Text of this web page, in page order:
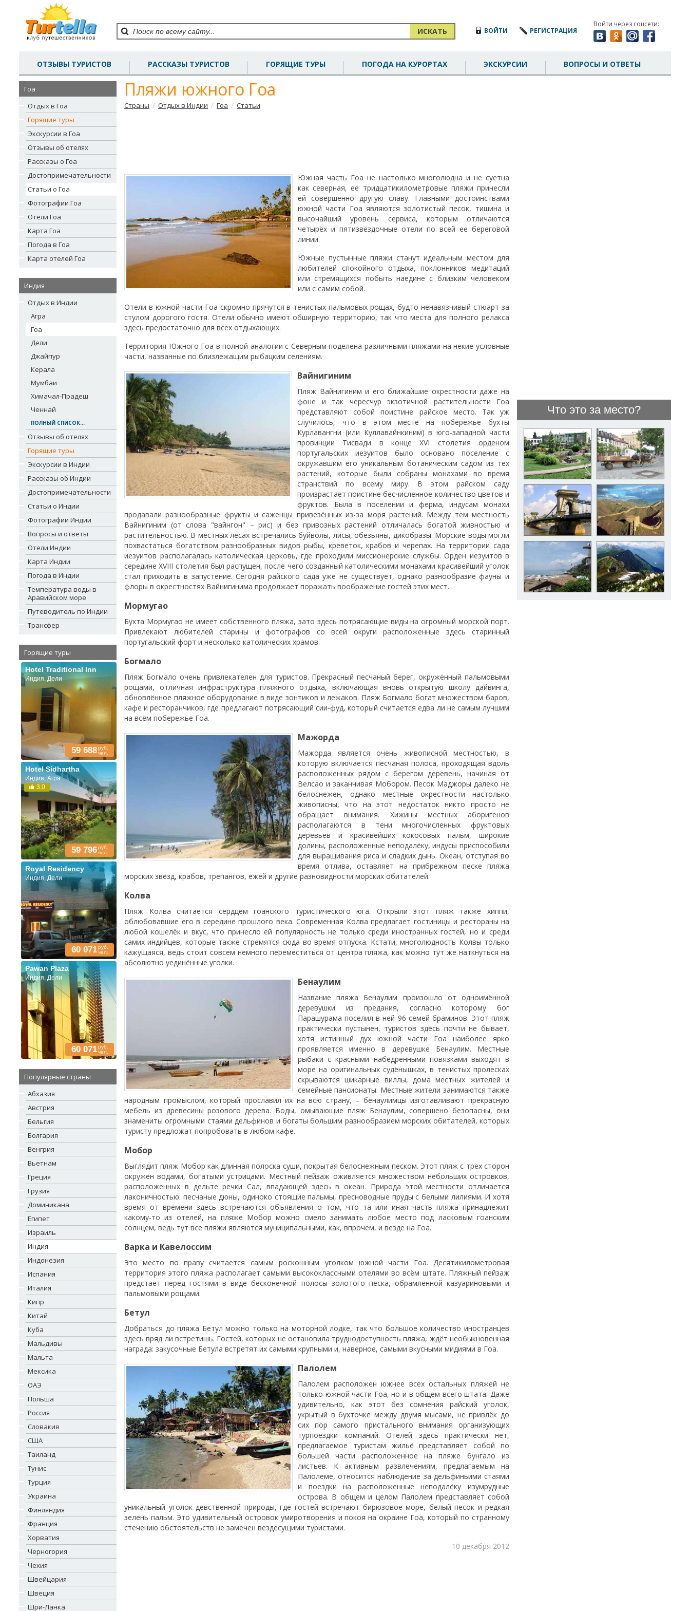
ИСКАТЬ ВОЙТИ РЕГИСТРАЦИЯ
Войти через соцсети:
ОТЗЫВЫ ТУРИСТОВ РАССКАЗЫ ТУРИСТОВ ГОРЯЩИЕ ТУРЫ ПОГОДА НА КУРОРТАХ ЭКСКУРСИИ ВОПРОСЫ И ОТВЕТЫ
Гоа
Отдых в Гоа
Горящие туры
Экскурсии в Гоа
Отзывы об отелях
Рассказы о Гоа
Достопримечательности
Статьи о Гоа
Фотографии Гоа
Отели Гоа
Карта Гоа
Погода в Гоа
Карта отелей Гоа
Индия
Отдых в Индии
Агра
Гоа
Дели
Джайпур
Керала
Мумбаи
Химачал-Прадеш
Ченнай
ПОЛНЫЙ СПИСОК...
Отзывы об отелях
Горящие туры
Экскурсии в Индии
Рассказы об Индии
Достопримечательности
Статьи о Индии
Фотографии Индии
Вопросы и ответы
Отели Индии
Карта Индии
Погода в Индии
Температура воды в
Аравийском море
Путеводитель по Индии
Трансфер
Горящие туры
Hotel Traditional Inn
Индия, Дели
59 688руб.
чел.
Hotel Sidhartha
Индия, Агра
3.0
59 796руб.
чел.
Royal Residency
Индия, Дели
60 071руб.
чел.
Pawan Plaza
Индия, Дели
60 071руб.
чел.
Популярные страны
Абхазия
Австрия
Бельгия
Болгария
Венгрия
Вьетнам
Греция
Грузия
Доминикана
Египет
Израиль
Индия
Индонезия
Испания
Италия
Кипр
Китай
Куба
Мальдивы
Мальта
Мексика
ОАЭ
Польша
Россия
Словакия
США
Таиланд
Тунис
Турция
Украина
Финляндия
Франция
Хорватия
Черногория
Чехия
Швейцария
Швеция
Шри-Ланка
Пляжи южного Гоа
Страны / Отдых в Индии / Гоа / Статьи
Южная часть Гоа не настолько многолюдна и не суетна
как северная, ее тридцатикилометровые пляжи принесли
ей совершенно другую славу. Главными достоинствами
южной части Гоа являются золотистый песок, тишина и
высочайший уровень сервиса, которым отличаются
четырёх и пятизвёздочные отели по всей ее береговой
линии.
Южные пустынные пляжи станут идеальным местом для
любителей спокойного отдыха, поклонников медитаций
или стремящихся побыть наедине с близким человеком
или с самим собой.
Отели в южной части Гоа скромно прячутся в тенистых пальмовых рощах, будто ненавязчивый стюарт за
стулом дорогого гостя. Отели обычно имеют обширную территорию, так что места для полного релакса
здесь предостаточно для всех отдыхающих.
Территория Южного Гоа в полной аналогии с Северным поделена различными пляжами на некие условные
части, названные по близлежащим рыбацким селениям.
Вайнигиним
Пляж Вайнигиним и его ближайшие окрестности даже на
фоне и так чересчур экзотичной растительности Гоа
представляют собой поистине райское место. Так уж
случилось, что в этом месте на побережье бухты
Курлавангни (или Куллавайнкиним) в юго-западной части
провинции Тисвади в конце XVI столетия орденом
португальских иезуитов было основано поселение с
окружавшим его уникальным ботаническим садом из тех
растений, которые были собраны монахами во время
странствий по всему миру. В этом райском саду
произрастает поистине бесчисленное количество цветов и
фруктов. Была в поселении и ферма, индусам монахи
продавали разнообразные фрукты и саженцы привезённых из-за моря растений. Между тем местность
Вайнигиним (от слова "вайнгон" – рис) и без привозных растений отличалась богатой живностью и
растительностью. В местных лесах встречались буйволы, лисы, обезьяны, дикобразы. Морские воды могли
похвастаться богатством разнообразных видов рыбы, креветок, крабов и черепах. На территории сада
иезуитов располагалась католическая церковь, где проходили миссионерские службы. Орден иезуитов в
середине XVIII столетия был распущен, после чего созданный католическими монахами красивейший уголок
стал приходить в запустение. Сегодня райского сада уже не существует, однако разнообразие фауны и
флоры в окрестностях Вайнигинима продолжает поражать воображение гостей этих мест.
Мормугао
Бухта Мормугао не имеет собственного пляжа, зато здесь потрясающие виды на огромный морской порт.
Привлекают любителей старины и фотографов со всей округи расположенные здесь старинный
португальский форт и несколько католических храмов.
Богмало
Пляж Богмало очень привлекателен для туристов. Прекрасный песчаный берег, окружённый пальмовыми
рощами, отличная инфраструктура пляжного отдыха, включающая вновь открытую школу дайвинга,
обновлённое пляжное оборудование в виде зонтиков и лежаков. Пляж Богмало богат множеством баров,
кафе и ресторанчиков, где предлагают потрясающий сии-фуд, который считается едва ли не самым лучшим
на всём побережье Гоа.
Мажорда
Мажорда является очень живописной местностью, в
которую включается песчаная полоса, проходящая вдоль
расположенных рядом с берегом деревень, начиная от
Велсао и заканчивая Мобором. Песок Маджоры далеко не
белоснежен, однако местные окрестности настолько
живописны, что на этот недостаток никто просто не
обращает внимания. Хижины местных аборигенов
располагаются в тени многочисленных фруктовых
деревьев и красивейших кокосовых пальм, широкие
долины, расположенные неподалёку, индусы приспособили
для выращивания риса и сладких дынь. Океан, отступая во
время отлива, оставляет на прибрежном песке пляжа
морских звёзд, крабов, трепангов, ежей и другие разновидности морских обитателей.
Колва
Пляж Колва считается сердцем гоанского туристического юга. Открыли этот пляж также хиппи,
облюбовавшие его в середине прошлого века. Современная Колва предлагает гостиницы и рестораны на
любой кошелёк и вкус, что принесло ей популярность не только среди иностранных гостей, но и среди
самих индийцев, которые также стремятся сюда во время отпуска. Кстати, многолюдность Колвы только
кажущаяся, ведь стоит совсем немного переместиться от центра пляжа, как можно тут же наткнуться на
абсолютно уединённые уголки.
Бенаулим
Название пляжа Бенаулим произошло от одноимённой
деревушки из предания, согласно которому бог
Парашурама поселил в ней 96 семей браминов. Этот пляж
практически пустынен, туристов здесь почти не бывает,
хотя истинный дух южной части Гоа наиболее ярко
проявляется именно в деревушке Бенаулим. Местные
рыбаки с красными набедренными повязками выходят в
море на оригинальных судёнышках, в тенистых пролесках
скрываются шикарные виллы, дома местных жителей и
семейные пансионаты. Местные жители занимаются также
народным промыслом, который прославил их на всю страну, – бенаулимцы изготавливают прекрасную
мебель из древесины розового дерева. Воды, омывающие пляж Бенаулим, совершено безопасны, они
знамениты огромными стаями дельфинов и богаты большим разнообразием морских обитателей, которых
туристу предложат попробовать в любом кафе.
Мобор
Выглядит пляж Мобор как длинная полоска суши, покрытая белоснежным песком. Этот пляж с трёх сторон
окружён водами, богатыми устрицами. Местный пейзаж оживляется множеством небольших островков,
расположенных в дельте речки Сал, впадающей здесь в океан. Природа этой местности отличается
лаконичностью: песчаные дюны, одиноко стоящие пальмы, пресноводные пруды с белыми лилиями. И хотя
время от времени здесь встречаются объявления о том, что та или иная часть пляжа принадлежит
какому-то из отелей, на пляже Мобор можно смело занимать любое место под ласковым гоанским
солнцем, ведь тут все пляжи являются муниципальными, как, впрочем, и везде на Гоа.
Варка и Кавелоссим
Это место по праву считается самым роскошным уголком южной части Гоа. Десятикилометровая
территория этого пляжа располагает самыми высококлассными отелями во всём штате. Пляжный пейзаж
предстаёт перед гостями в виде бесконечной полосы золотого песка, обрамлённой казуариновыми и
пальмовыми рощами.
Бетул
Добраться до пляжа Бетул можно только на моторной лодке, так что большое количество иностранцев
здесь вряд ли встретишь. Гостей, которых не остановила труднодоступность пляжа, ждёт необыкновенная
награда: закусочные Бетула встретят их самыми крупными и, наверное, самыми вкусными мидиями в Гоа.
Палолем
Палолем расположен южнее всех остальных пляжей не
только южной части Гоа, но и в общем всего штата. Даже
удивительно, как этот без сомнения райский уголок,
укрытый в бухточке между двумя мысами, не привлёк до
сих пор самого пристального внимания организующих
турпоездки компаний. Отелей здесь практически нет,
предлагаемое туристам жильё представляет собой по
большей части расположенное на пляже бунгало из
листьев. К активным развлечениям, предлагаемым на
Палолеме, относится наблюдение за дельфиньими стаями
и поездки на расположенные неподалёку изумрудные
острова. В общем и целом Палолем представляет собой
уникальный уголок девственной природы, где гостей встречают бирюзовое море, белый песок и редкая
зелень пальм. Это удивительный островок умиротворения и покоя на окраине Гоа, который по странному
стечению обстоятельств не замечен вездесущими туристами.
10 декабря 2012
Что это за место?